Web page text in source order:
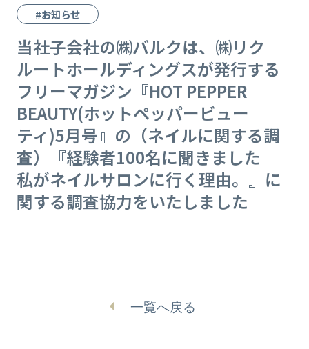
#お知らせ
当社子会社の㈱バルクは、㈱リク
ルートホールディングスが発行する
フリーマガジン『HOT PEPPER
BEAUTY(ホットペッパービュー
ティ)5月号』の（ネイルに関する調
査）『経験者100名に聞きました
私がネイルサロンに行く理由。』に
関する調査協力をいたしました
一覧へ戻る